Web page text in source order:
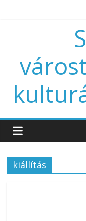
kiállítás